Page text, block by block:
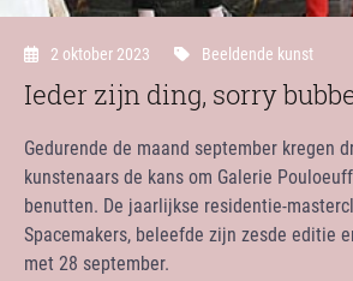
2 oktober 2023 Beeldende kunst
Ieder zijn ding, sorry
Gedurende de maand september kregen
kunstenaars de kans om Galerie
benutten. De jaarlijkse residentie-
Spacemakers, beleefde zijn zesde editie
met 28 september.